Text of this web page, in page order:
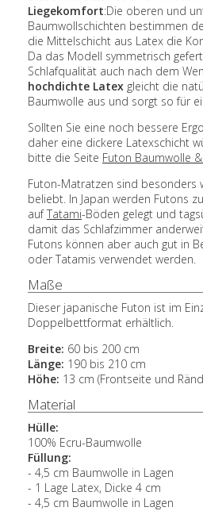
Liegekomfort:Die oberen und
Baumwollschichten bestimmen
die Mittelschicht aus Latex die
Da das Modell symmetrisch
Schlafqualität auch nach dem
hochdichte Latex gleicht die
Baumwolle aus und sorgt so für
Sollten Sie eine noch bessere
daher eine dickere Latexschicht
bitte die Seite Futon Baumwolle
Futon-Matratzen sind besonders
beliebt. In Japan werden Futons
aufTatami-Böden gelegt und
damit das Schlafzimmer
Futons können aber auch gut in
oder Tatamis verwendet werden.
Maße
Dieser japanische Futon ist im
Doppelbettformat erhältlich.
Breite: 60 bis 200 cm
Länge: 190 bis 210 cm
Höhe: 13 cm (Frontseite und
Material
Hülle:
100% Ecru-Baumwolle
Füllung:
- 4,5 cm Baumwolle in Lagen
- 1 Lage Latex, Dicke 4 cm
- 4,5 cm Baumwolle in Lagen